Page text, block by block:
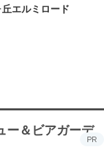
エルミロード
ー＆ビアガーデ
PR